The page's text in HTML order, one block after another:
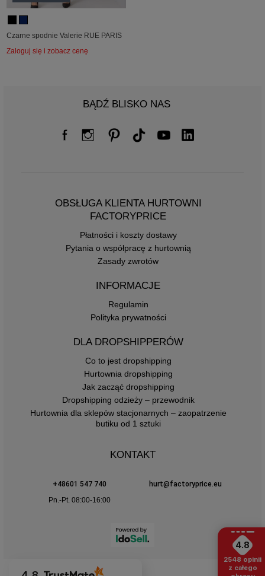
Czarne spodnie Valerie RUE PARIS
Zaloguj się i zobacz cenę
BĄDŹ BLISKO NAS
OBSŁUGA KLIENTA HURTOWNI
FACTORYPRICE
Płatności i koszty dostawy
Pytania o współpracę z hurtownią
Zasady zwrotów
INFORMACJE
Regulamin
Polityka prywatności
DLA DROPSHIPPERÓW
Co to jest dropshipping
Hurtownia dropshipping
Jak zacząć dropshipping
Dropshipping odzieży – przewodnik
Hurtownia dla sklepów stacjonarnych – zaopatrzenie
butiku od 1 sztuki
KONTAKT
+48601 547 740
hurt@factoryprice.eu
Pn.-Pt. 08:00-16:00
4.8
2548 opinii
z całego